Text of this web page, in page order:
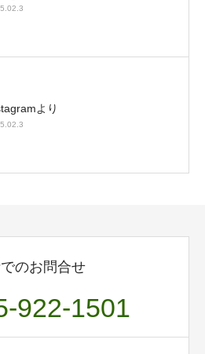
より
のお問合せ
922-1501